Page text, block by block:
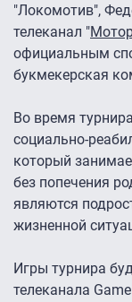
"Локомотив",
телеканал "
официальным
букмекерская
Во время
социально-
который
без попечения
являются
жизненной
Игры турнира
телеканала